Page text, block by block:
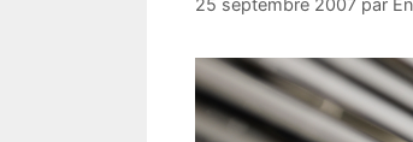
25 septembre 2007 par